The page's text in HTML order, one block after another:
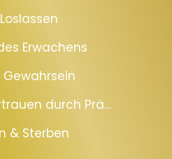
Loslassen
Erwachens
Gewahrsein
Retreat: Urvertrauen durch Präsenz
& Sterben